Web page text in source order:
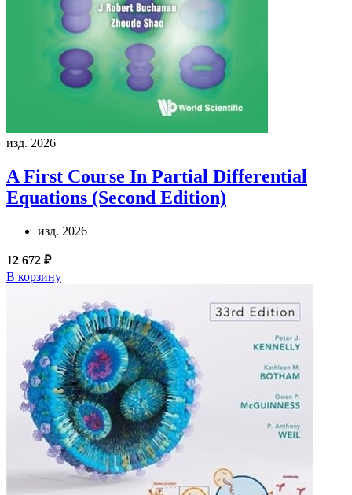
изд. 2026
A First Course In Partial Differential
Equations (Second Edition)
изд. 2026
12 672 ₽
В корзину